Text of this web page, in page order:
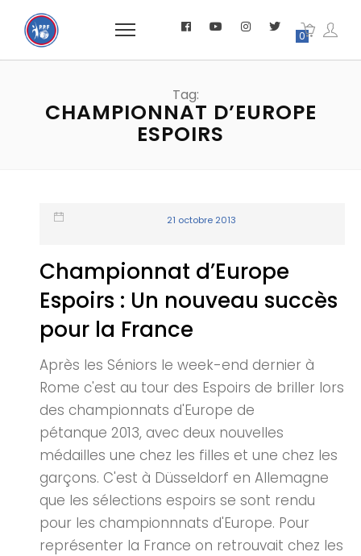
0
Tag:
CHAMPIONNAT D’EUROPE
ESPOIRS
21 octobre 2013
Championnat d’Europe
Espoirs : Un nouveau succès
pour la France
Après les Séniors le week-end dernier à
Rome c'est au tour des Espoirs de briller lors
des championnats d'Europe de
pétanque 2013, avec deux nouvelles
médailles une chez les filles et une chez les
garçons. C'est à Düsseldorf en Allemagne
que les sélections espoirs se sont rendu
pour les championnnats d'Europe. Pour
représenter la France on retrouvait chez les